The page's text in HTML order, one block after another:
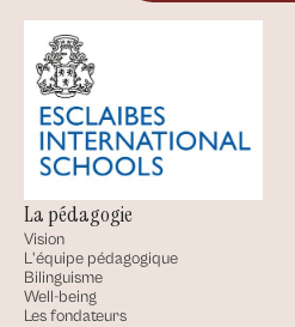
La pédagogie
Vision
L'équipe pédagogique
Bilinguisme
Well-being
Les fondateurs